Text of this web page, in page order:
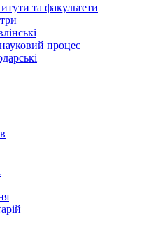
та факультети
процес